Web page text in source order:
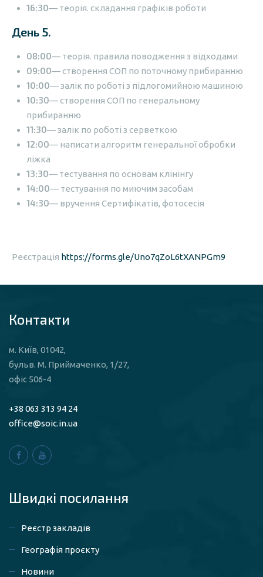
16:30— теорія. складання графіків роботи
День 5.
08:00— теорія. правила поводження з відходами
09:00— створення СОП по поточному прибиранню
10:00— залік по роботі з підлогомийною машиною
10:30— створення СОП по генеральному
прибиранню
11:30— залік по роботі з серветкою
12:00— написати алгоритм генеральної обробки
ліжка
13:30— тестування по основам клінінгу
14:00— тестування по миючим засобам
14:30— вручення Сертифікатів, фотосесія
Реєстрація https://forms.gle/Uno7qZoL6tXANPGm9
Контакти
м. Київ, 01042,
бульв. М. Приймаченко, 1/27,
офіс 506-4
+38 063 313 94 24
office@soic.in.ua
Швидкі посилaння
Реєстр закладів
Географія проєкту
Новини